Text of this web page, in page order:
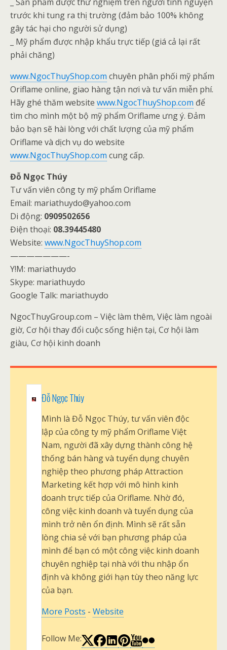
trước khi tung ra thị trường (đảm bảo 100% không
gây tác hại cho người sử dụng)
_ Mỹ phẩm được nhập khẩu trực tiếp (giá cả lại rất
phải chăng)
www.NgocThuyShop.com chuyên phân phối mỹ phẩm
Oriflame online, giao hàng tận nơi và tư vấn miễn phí.
Hãy ghé thăm website www.NgocThuyShop.com để
tìm cho mình một bộ mỹ phẩm Oriflame ưng ý. Đảm
bảo bạn sẽ hài lòng với chất lượng của mỹ phẩm
Oriflame và dịch vụ do website
www.NgocThuyShop.com cung cấp.
Đỗ Ngọc Thúy
Tư vấn viên công ty mỹ phẩm Oriflame
Email: mariathuydo@yahoo.com
Di động: 0909502656
Điện thoại: 08.39445480
Website: www.NgocThuyShop.com
———————-
Y!M: mariathuydo
Skype: mariathuydo
Google Talk: mariathuydo
NgocThuyGroup.com – Việc làm thêm, Việc làm ngoài
giờ, Cơ hội thay đổi cuộc sống hiện tại, Cơ hội làm
giàu, Cơ hội kinh doanh
Đỗ Ngọc Thúy
Mình là Đỗ Ngọc Thúy, tư vấn viên độc
lập của công ty mỹ phẩm Oriflame Việt
Nam, người đã xây dựng thành công hệ
thống bán hàng và tuyển dụng chuyên
nghiệp theo phương pháp Attraction
Marketing kết hợp với mô hình kinh
doanh trực tiếp của Oriflame. Nhờ đó,
công việc kinh doanh và tuyển dụng của
mình trở nên ổn định. Mình sẽ rất sẵn
lòng chia sẻ với bạn phương pháp của
mình để bạn có một công việc kinh doanh
chuyên nghiệp tại nhà với thu nhập ổn
định và không giới hạn tùy theo năng lực
của bạn.
More Posts -Website
Follow Me: